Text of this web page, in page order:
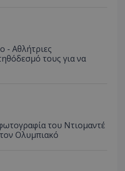
- Aθλήτριες
τους για να
του Ντιομαντέ
Ολυμπιακό